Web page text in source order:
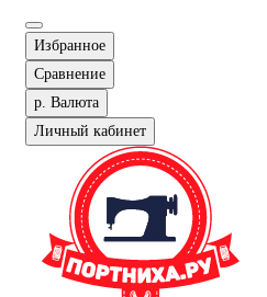
Избранное
Сравнение
р. Валюта
Личный кабинет